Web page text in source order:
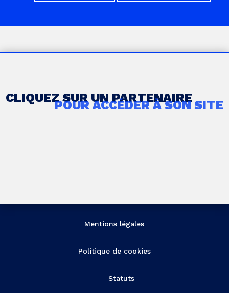
CLIQUEZ SUR UN PARTENAIRE
POUR ACCÉDER À SON SITE
Mentions légales
Politique de cookies
Statuts